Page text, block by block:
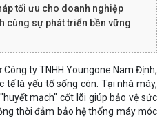
tối ưu cho doanh nghiệp
cùng sự phát triển bền vững
ty TNHH Youngone Nam Định,
là yếu tố sống còn. Tại nhà máy,
mạch" cốt lõi giúp bảo vệ sức
thời đảm bảo hệ thống máy móc